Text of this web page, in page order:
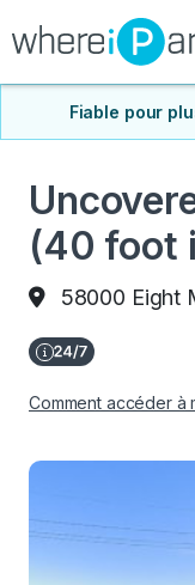
Fiable pour
(40 foot
58000 Eight
Comment accéder à